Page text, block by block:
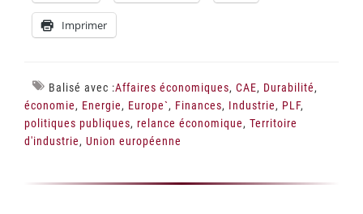
Imprimer
Balisé avec :Affaires économiques, CAE, Durabilité,
économie, Energie, Europe`, Finances, Industrie, PLF,
politiques publiques, relance économique, Territoire
d'industrie, Union européenne